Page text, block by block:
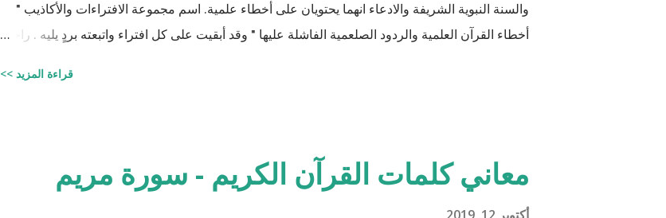
والسنة النبوية الشريفة والادعاء انهما يحتويان على أخطاء علمية. اسم مجموعة الافتراءات والأكاذيب "
أخطاء القرآن العلمية والردود الصلعمية الفاشلة عليها " وقد أبقيت على كل افتراء واتبعته بردٍ يليه . راجيًا
قراءة المزيد >>
معاني كلمات القرآن الكريم - سورة مريم